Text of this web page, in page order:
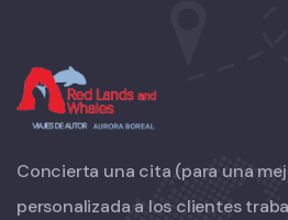
Concierta una cita (para una
personalizada a los clientes